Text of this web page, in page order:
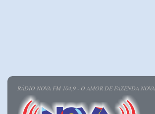
RÁDIO NOVA FM 104,9 - O AMOR DE FAZENDA NOVA